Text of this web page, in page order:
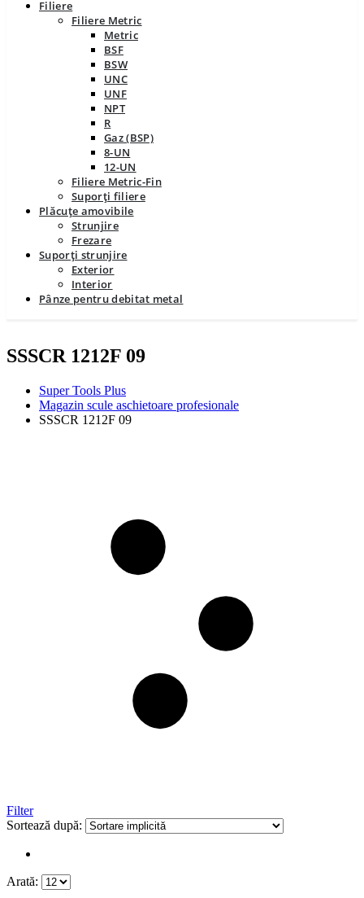
Filiere
Filiere Metric
Metric
BSF
BSW
UNC
UNF
NPT
R
Gaz (BSP)
8-UN
12-UN
Filiere Metric-Fin
Suporți filiere
Plăcuțe amovibile
Strunjire
Frezare
Suporți strunjire
Exterior
Interior
Pânze pentru debitat metal
SSSCR 1212F 09
Super Tools Plus
Magazin scule aschietoare profesionale
SSSCR 1212F 09
Filter
Sortează după:
Arată: